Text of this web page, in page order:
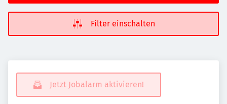
Filter einschalten
Jetzt Jobalarm aktivieren!